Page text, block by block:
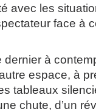
avec les
face à
dernier à
espace, à
tableaux
chute, d’un